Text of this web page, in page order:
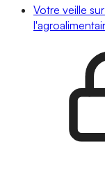
Votre veille